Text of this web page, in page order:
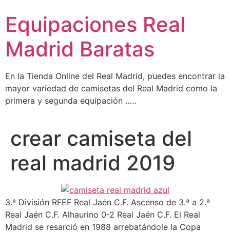
contenido
Equipaciones Real
Madrid Baratas
En la Tienda Online del Real Madrid, puedes encontrar la
mayor variedad de camisetas del Real Madrid como la
primera y segunda equipación …..
crear camiseta del
real madrid 2019
3.ª División RFEF Real Jaén C.F. Ascenso de 3.ª a 2.ª
Real Jaén C.F. Alhaurino 0-2 Real Jaén C.F. El Real
Madrid se resarció en 1988 arrebatándole la Copa